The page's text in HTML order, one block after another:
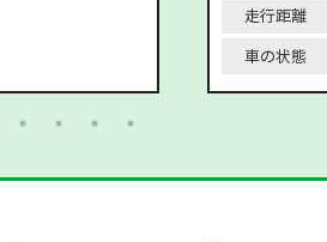
走行距離
車の状態